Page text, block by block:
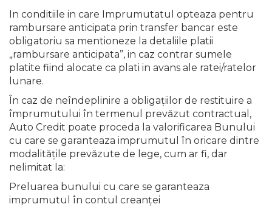
In conditiile in care Imprumutatul opteaza pentru
rambursare anticipata prin transfer bancar este
obligatoriu sa mentioneze la detaliile platii
„rambursare anticipata”, in caz contrar sumele
platite fiind alocate ca plati in avans ale ratei/ratelor
lunare.
În caz de neîndeplinire a obligaţiilor de restituire a
împrumutului în termenul prevăzut contractual,
Auto Credit poate proceda la valorificarea Bunului
cu care se garanteaza imprumutul în oricare dintre
modalităţile prevăzute de lege, cum ar fi, dar
nelimitat la:
Preluarea bunului cu care se garanteaza
imprumutul în contul creanţei